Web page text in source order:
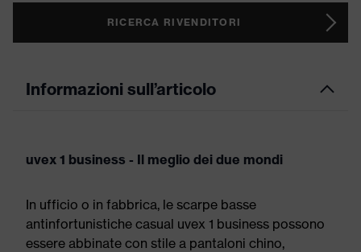
RICERCA RIVENDITORI
Informazioni sull’articolo
uvex 1 business - Il meglio dei due mondi
In ufficio o in fabbrica, le scarpe basse
antinfortunistiche casual uvex 1 business possono
essere abbinate con stile a pantaloni chino,